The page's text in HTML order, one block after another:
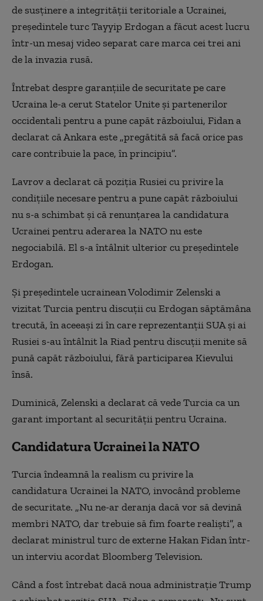
de susţinere a integrităţii teritoriale a Ucrainei,
preşedintele turc Tayyip Erdogan a făcut acest lucru
într-un mesaj video separat care marca cei trei ani
de la invazia rusă.
Întrebat despre garanţiile de securitate pe care
Ucraina le-a cerut Statelor Unite şi partenerilor
occidentali pentru a pune capăt războiului, Fidan a
declarat că Ankara este „pregătită să facă orice pas
care contribuie la pace, în principiu”.
Lavrov a declarat că poziţia Rusiei cu privire la
condiţiile necesare pentru a pune capăt războiului
nu s-a schimbat şi că renunţarea la candidatura
Ucrainei pentru aderarea la NATO nu este
negociabilă. El s-a întâlnit ulterior cu preşedintele
Erdogan.
Şi preşedintele ucrainean Volodimir Zelenski a
vizitat Turcia pentru discuţii cu Erdogan săptămâna
trecută, în aceeaşi zi în care reprezentanţii SUA şi ai
Rusiei s-au întâlnit la Riad pentru discuţii menite să
pună capăt războiului, fără participarea Kievului
însă.
Duminică, Zelenski a declarat că vede Turcia ca un
garant important al securităţii pentru Ucraina.
Candidatura Ucrainei la NATO
Turcia îndeamnă la realism cu privire la
candidatura Ucrainei la NATO, invocând probleme
de securitate. „Nu ne-ar deranja dacă vor să devină
membri NATO, dar trebuie să fim foarte realişti”, a
declarat ministrul turc de externe Hakan Fidan într-
un interviu acordat Bloomberg Television.
Când a fost întrebat dacă noua administraţie Trump